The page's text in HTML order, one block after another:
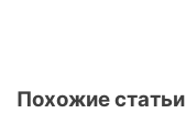
Похожие статьи